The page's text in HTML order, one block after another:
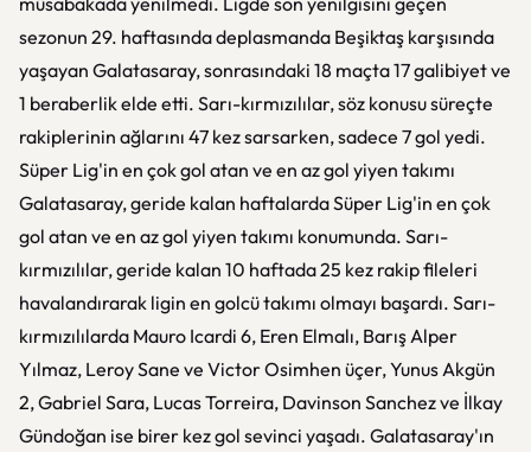
sezonun 29. haftasında deplasmanda Beşiktaş karşısında
yaşayan Galatasaray, sonrasındaki 18 maçta 17 galibiyet ve
1 beraberlik elde etti. Sarı-kırmızılılar, söz konusu süreçte
rakiplerinin ağlarını 47 kez sarsarken, sadece 7 gol yedi.
Süper Lig'in en çok gol atan ve en az gol yiyen takımı
Galatasaray, geride kalan haftalarda Süper Lig'in en çok
gol atan ve en az gol yiyen takımı konumunda. Sarı-
kırmızılılar, geride kalan 10 haftada 25 kez rakip fileleri
havalandırarak ligin en golcü takımı olmayı başardı. Sarı-
kırmızılılarda Mauro Icardi 6, Eren Elmalı, Barış Alper
Yılmaz, Leroy Sane ve Victor Osimhen üçer, Yunus Akgün
2, Gabriel Sara, Lucas Torreira, Davinson Sanchez ve İlkay
Gündoğan ise birer kez gol sevinci yaşadı. Galatasaray'ın